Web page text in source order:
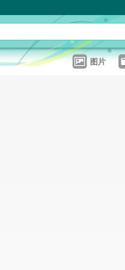
图片